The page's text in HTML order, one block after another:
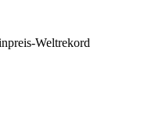
Weltrekord